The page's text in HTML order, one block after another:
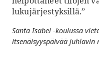
lukujärjestyksillä.”
Santa Isabel -koulussa
itsenäisyyspäivää juhlavin